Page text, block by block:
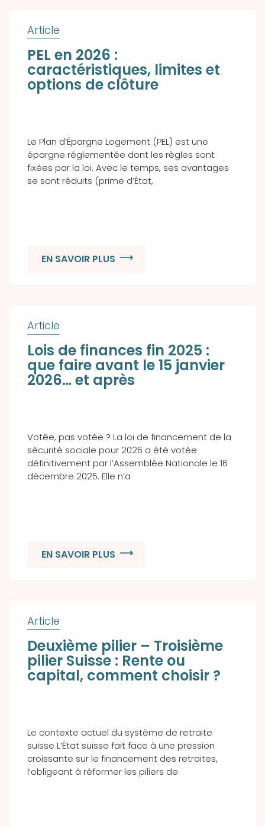
PEL en 2026 :
caractéristiques, limites et
options de clôture
Le Plan d’Épargne Logement (PEL) est une
épargne réglementée dont les règles sont
fixées par la loi. Avec le temps, ses avantages
se sont réduits (prime d’État,
EN SAVOIR PLUS
Lois de finances fin 2025 :
que faire avant le 15 janvier
2026… et après
Votée, pas votée ? La loi de financement de la
sécurité sociale pour 2026 a été votée
définitivement par l’Assemblée Nationale le 16
décembre 2025. Elle n’a
EN SAVOIR PLUS
Deuxième pilier – Troisième
pilier Suisse : Rente ou
capital, comment choisir ?
Le contexte actuel du système de retraite
suisse L’État suisse fait face à une pression
croissante sur le financement des retraites,
l’obligeant à réformer les piliers de